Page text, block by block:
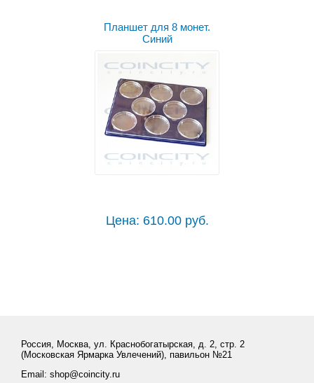
Планшет для 8 монет.
Синий
Цена: 610.00 руб.
Россия, Москва, ул. Краснобогатырская, д. 2, стр. 2
(Московская Ярмарка Увлечений), павильон №21
Email: shop@coincity.ru